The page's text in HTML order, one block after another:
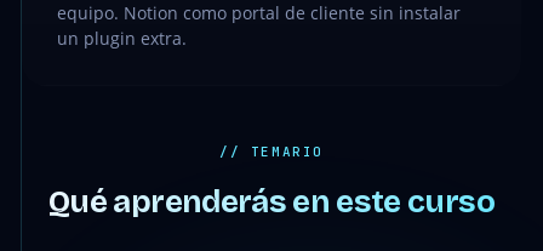
equipo. Notion como portal de cliente sin instalar
un plugin extra.
// TEMARIO
Qué aprenderás en este curso